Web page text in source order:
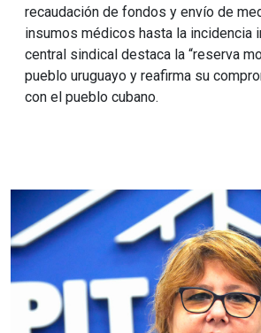
recaudación de fondos y envío de
insumos médicos hasta la incidencia
central sindical destaca la “reserva
pueblo uruguayo y reafirma su
con el pueblo cubano.
Imagen